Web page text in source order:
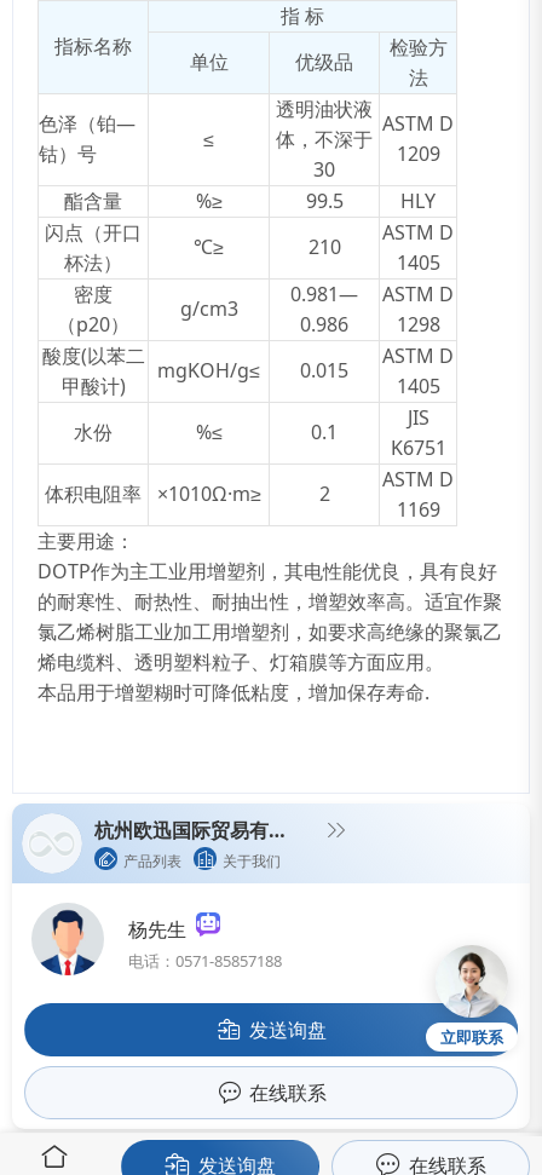
发送询盘 在线联系
指标名称
指 标
单位
优级品
检验方
法
色泽（铂—
钴）号
≤
透明油状液
体，不深于
30
ASTM D
1209
酯含量
%≥ 99.5
HLY
闪点（开口
杯法）
℃≥ 210
ASTM D
1405
密度
（p20）
g/cm3
0.981—
0.986
ASTM D
1298
酸度(以苯二
甲酸计)
mgKOH/g≤ 0.015
ASTM D
1405
水份
%≤ 0.1
JIS
K6751
体积电阻率
×1010Ω·m≥ 2
ASTM D
1169
主要用途：
DOTP作为主工业用增塑剂，其电性能优良，具有良好
的耐寒性、耐热性、耐抽出性，增塑效率高。适宜作聚
氯乙烯树脂工业加工用增塑剂，如要求高绝缘的聚氯乙
烯电缆料、透明塑料粒子、灯箱膜等方面应用。
本品用于增塑糊时可降低粘度，增加保存寿命.
杭州欧迅国际贸易有限公司
产品列表 关于我们
杨先生
电话：0571-85857188
发送询盘
在线联系
立即联系